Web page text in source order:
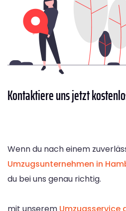
Kontaktiereuns jetzt
Wenn du nach einem
Umzugsunternehmen in
du bei uns genau richtig.